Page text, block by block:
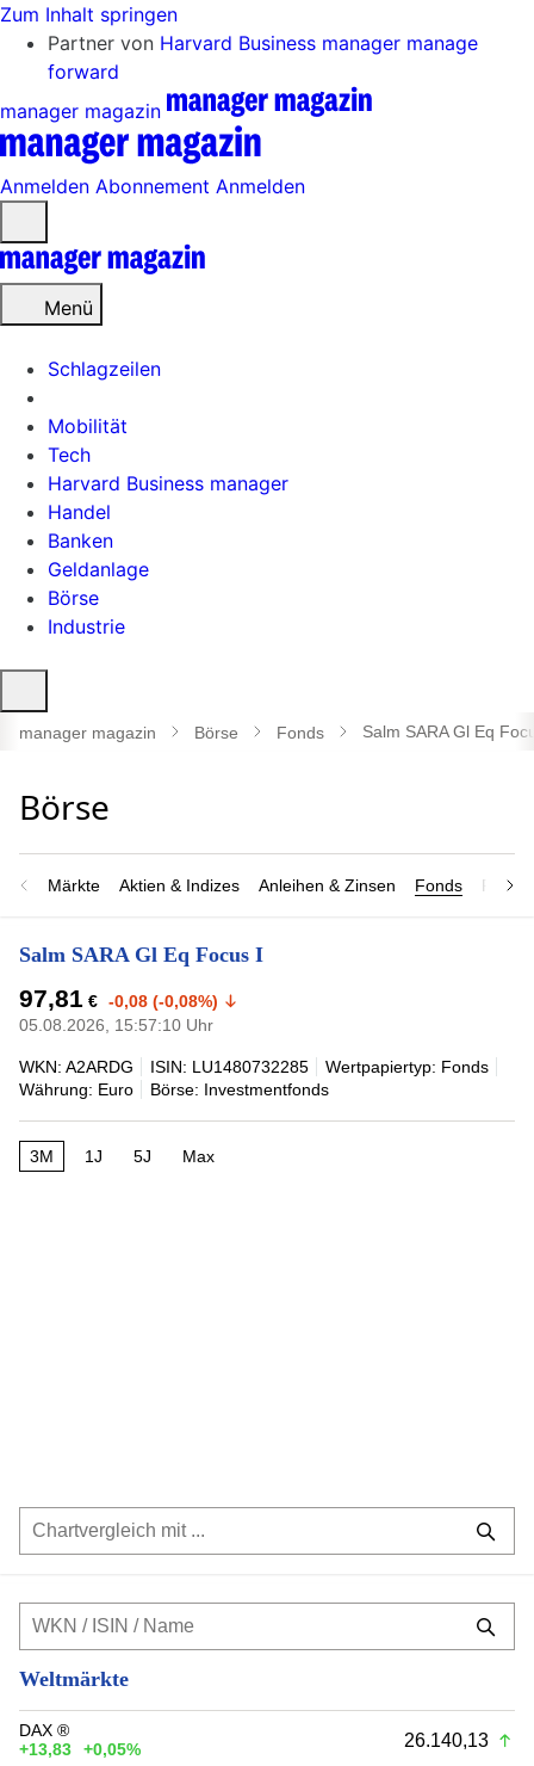
Zum Inhalt springen
Partner von Harvard Business manager manage
forward
manager magazin
Anmelden Abonnement Anmelden
öffnen
Menü
Schlagzeilen
Mobilität
Tech
Harvard Business manager
Handel
Banken
Geldanlage
Börse
Industrie
öffnen
manager magazin Börse Fonds Salm SARA Gl Eq
Märkte Aktien & Indizes Anleihen & Zinsen Fonds
Salm SARA Gl Eq Focus I
97,81 € -0,08 (-0,08%)
05.08.2026, 15:57:10 Uhr
WKN: A2ARDG ISIN: LU1480732285
Wertpapiertyp: Fonds
Währung: Euro
Börse: Investmentfonds
3M 1J 5J Max
Weltmärkte
DAX ®
+13,83
+0,05% 26.140,13